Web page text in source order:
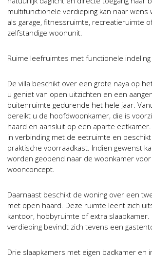
multifunctionele verdieping kan naar wens
als garage, fitnessruimte, recreatieruimte
zelfstandige woonunit.
Ruime leefruimtes met functionele indeling
De villa beschikt over een grote naya op
u geniet van open uitzichten en een
buitenruimte gedurende het hele jaar.
bereikt u de hoofdwoonkamer, die is
haard en aansluit op een aparte
in verbinding met de eetruimte en
praktische voorraadkast. Indien gewenst
worden geopend naar de woonkamer
woonconcept.
Daarnaast beschikt de woning over een
met open haard. Deze ruimte leent zich
kantoor, hobbyruimte of extra
verdieping bevindt zich tevens een
Drie slaapkamers met eigen badkamer en